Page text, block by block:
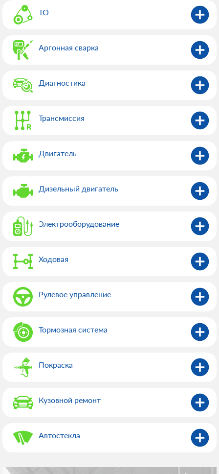
ТО
Аргонная сварка
Диагностика
Трансмиссия
Двигатель
Дизельный двигатель
Электрооборудованиe
Ходовая
Рулевое управление
Тормозная система
Покраска
Кузовной ремонт
Автостекла